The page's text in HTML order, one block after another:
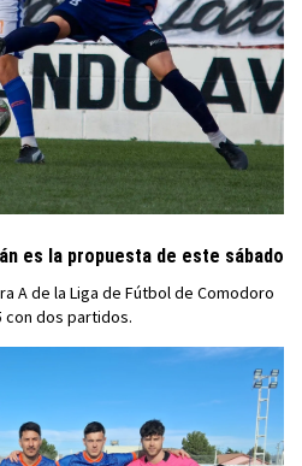
es la propuesta de este sábado
A de la Liga de Fútbol de Comodoro
con dos partidos.